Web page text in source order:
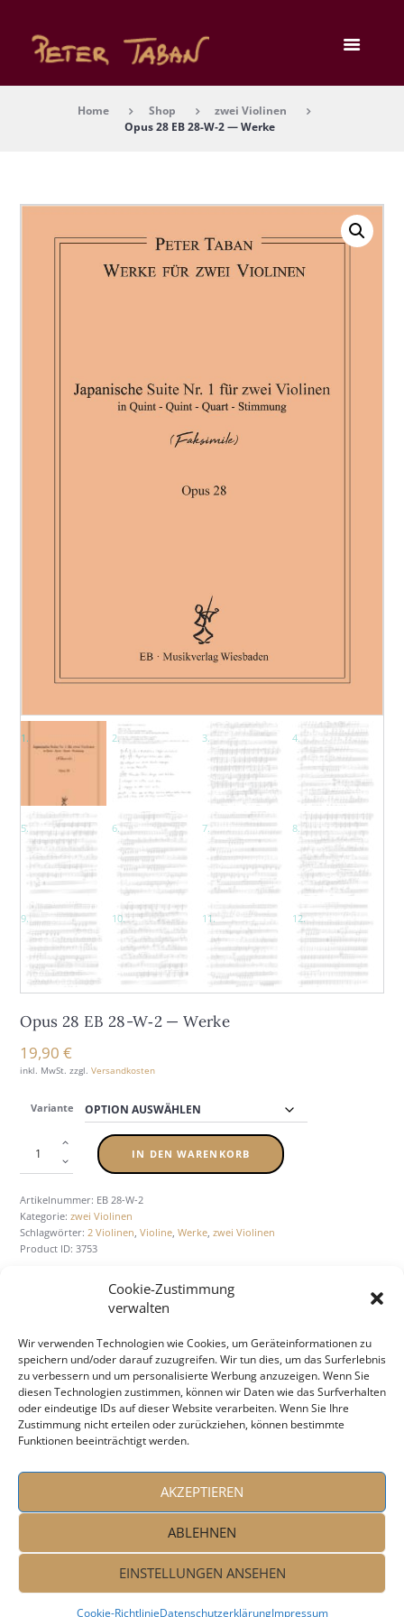
Cookie-Zustimmung
verwalten
Wir verwenden Technologien wie Cookies, um Geräteinformationen zu
speichern und/oder darauf zuzugreifen. Wir tun dies, um das Surferlebnis
zu verbessern und um personalisierte Werbung anzuzeigen. Wenn Sie
diesen Technologien zustimmen, können wir Daten wie das Surfverhalten
oder eindeutige IDs auf dieser Website verarbeiten. Wenn Sie Ihre
Zustimmung nicht erteilen oder zurückziehen, können bestimmte
Funktionen beeinträchtigt werden.
AKZEPTIEREN
ABLEHNEN
EINSTELLUNGEN ANSEHEN
Coo­kie-Richt­li­nieDaten­schutz­er­klä­rungImpressum
Home Shop
zwei Violinen
Opus 28 EB 28-W‑2 — Wer­ke
Opus 28 EB 28-W‑2 — Wer­ke
19,90€
inkl. MwSt. zzgl.Versandkosten
Variante
IN DEN WARENKORB
Artikelnummer: EB 28-W-2
Kategorie:zwei Violinen
Schlagwörter: 2 Violinen ,Violine ,Werke ,zwei Violinen
Product ID: 3753
Beschreibung
Sei­ten: 28